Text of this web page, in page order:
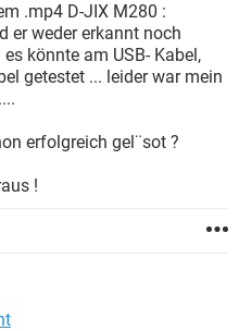
HARDWARE
INSTAGRAM
TIKTOK
HARDWARE
.mp4 D-JIX M280 :
er weder erkannt noch
könnte am USB- Kabel,
getestet ... leider war mein
erfolgreich gel¨sot ?
!